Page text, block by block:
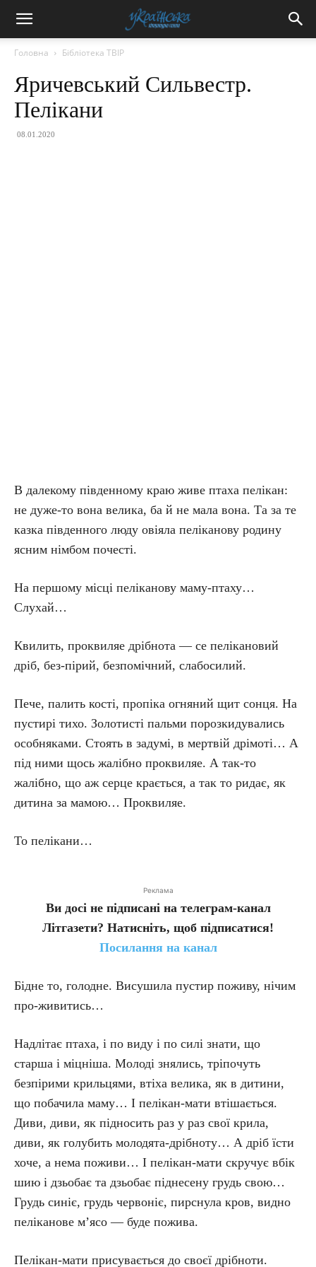
Головна Бібліотека ТВІР
Яричевський Сильвестр.
Пелікани
08.01.2020
В далекому південному краю живе птаха пелікан:
не дуже-то вона велика, ба й не мала вона. Та за те
казка південного люду овіяла пеліканову родину
ясним німбом почесті.
На першому місці пеліканову маму-птаху…
Слухай…
Квилить, проквиляе дрібнота — се пелікановий
дріб, без-пірий, безпомічний, слабосилий.
Пече, палить кості, пропіка огняний щит сонця. На
пустирі тихо. Золотисті пальми порозкидувались
особняками. Стоять в задумі, в мертвій дрімоті… А
під ними щось жалібно проквиляе. А так-то
жалібно, що аж серце крається, а так то ридає, як
дитина за мамою… Проквиляе.
То пелікани…
Реклама
Ви досі не підписані на телеграм-канал
Літгазети? Натисніть, щоб підписатися!
Посилання на канал
Бідне то, голодне. Висушила пустир поживу, нічим
про-живитись…
Надлітає птаха, і по виду і по силі знати, що
старша і міцніша. Молоді знялись, тріпочуть
безпірими крильцями, втіха велика, як в дитини,
що побачила маму… І пелікан-мати втішається.
Диви, диви, як підносить раз у раз свої крила,
диви, як голубить молодята-дрібноту… А дріб їсти
хоче, а нема поживи… І пелікан-мати скручує вбік
шию і дзьобає та дзьобає піднесену грудь свою…
Грудь синіє, грудь червоніє, пирснула кров, видно
пеліканове м’ясо — буде пожива.
Пелікан-мати присувається до своєї дрібноти.